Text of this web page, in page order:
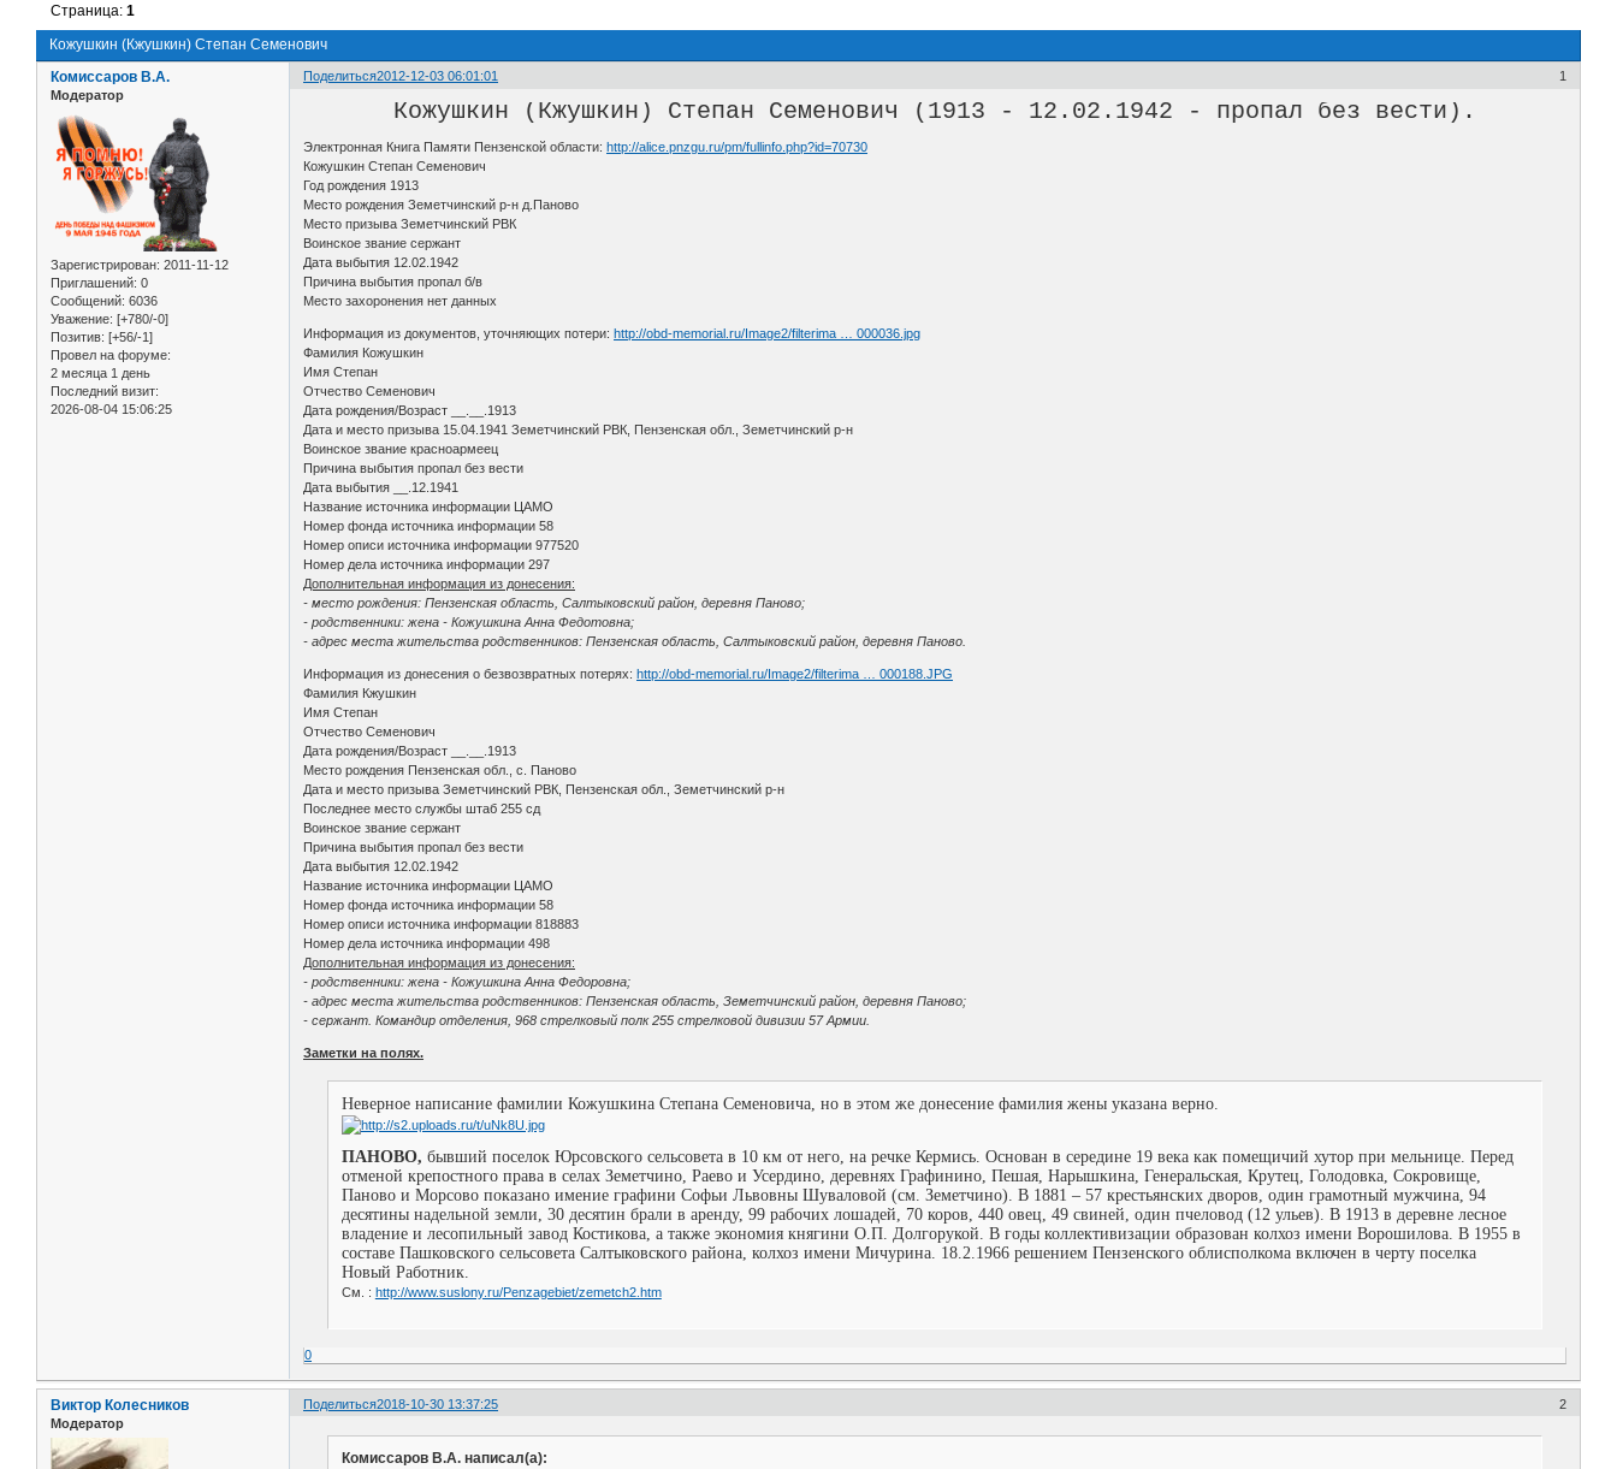
Кожушкин (Кжушкин) Степан Семенович
Страница:1
Поделиться 1
2012-12-03 06:01:01
Комиссаров В.А.
Модератор
Зарегистрирован: 2011-11-12
Приглашений: 0
Сообщений: 6036
Уважение: [+780/-0]
Позитив: [+56/-1]
Провел на форуме:
2 месяца 1 день
Последний визит:
2026-08-04 15:06:25
Кожушкин (Кжушкин) Степан Семенович (1913 - 12.02.1942 - пропал без вести).
Электронная Книга Памяти Пензенской области:http://alice.pnzgu.ru/pm/fullinfo.php?id=70730
Кожушкин Степан Семенович
Год рождения 1913
Место рождения Земетчинский р-н д.Паново
Место призыва Земетчинский РВК
Воинское звание сержант
Дата выбытия 12.02.1942
Причина выбытия пропал б/в
Место захоронения нет данных
Информация из документов, уточняющих потери:http://obd-memorial.ru/Image2/filterima … 000036.jpg
Фамилия Кожушкин
Имя Степан
Отчество Семенович
Дата рождения/Возраст __.__.1913
Дата и место призыва 15.04.1941 Земетчинский РВК, Пензенская обл., Земетчинский р-н
Воинское звание красноармеец
Причина выбытия пропал без вести
Дата выбытия __.12.1941
Название источника информации ЦАМО
Номер фонда источника информации 58
Номер описи источника информации 977520
Номер дела источника информации 297
Дополнительная информация из донесения:
- место рождения: Пензенская область, Салтыковский район, деревня Паново;
- родственники: жена - Кожушкина Анна Федотовна;
- адрес места жительства родственников: Пензенская область, Салтыковский район, деревня Паново.
Информация из донесения о безвозвратных потерях:http://obd-memorial.ru/Image2/filterima … 000188.JPG
Фамилия Кжушкин
Имя Степан
Отчество Семенович
Дата рождения/Возраст __.__.1913
Место рождения Пензенская обл., с. Паново
Дата и место призыва Земетчинский РВК, Пензенская обл., Земетчинский р-н
Последнее место службы штаб 255 сд
Воинское звание сержант
Причина выбытия пропал без вести
Дата выбытия 12.02.1942
Название источника информации ЦАМО
Номер фонда источника информации 58
Номер описи источника информации 818883
Номер дела источника информации 498
Дополнительная информация из донесения:
- родственники: жена - Кожушкина Анна Федоровна;
- адрес места жительства родственников: Пензенская область, Земетчинский район, деревня Паново;
- сержант. Командир отделения, 968 стрелковый полк 255 стрелковой дивизии 57 Армии.
Заметки на полях.
Неверное написание фамилии Кожушкина Степана Семеновича, но в этом же донесение фамилия жены указана верно.
ПАНОВО, бывший поселок Юрсовского сельсовета в 10 км от него, на речке Кермись. Основан в середине 19 века как помещичий хутор при мельнице. Перед
отменой крепостного права в селах Земетчино, Раево и Усердино, деревнях Графинино, Пешая, Нарышкина, Генеральская, Крутец, Голодовка, Сокровище,
Паново и Морсово показано имение графини Софьи Львовны Шуваловой (см. Земетчино). В 1881 – 57 крестьянских дворов, один грамотный мужчина, 94
десятины надельной земли, 30 десятин брали в аренду, 99 рабочих лошадей, 70 коров, 440 овец, 49 свиней, один пчеловод (12 ульев). В 1913 в деревне лесное
владение и лесопильный завод Костикова, а также экономия княгини О.П. Долгорукой. В годы коллективизации образован колхоз имени Ворошилова. В 1955 в
составе Пашковского сельсовета Салтыковского района, колхоз имени Мичурина. 18.2.1966 решением Пензенского облисполкома включен в черту поселка
Новый Работник.
См. : http://www.suslony.ru/Penzagebiet/zemetch2.htm
0
Поделиться 2
2018-10-30 13:37:25
Виктор Колесников
Модератор
Комиссаров В.А. написал(а):